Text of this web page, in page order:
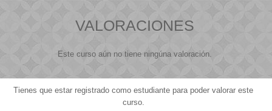
VALORACIONES
Este curso aún no tiene ningúna valoración.
Tienes que estar registrado como estudiante para poder valorar este
curso.